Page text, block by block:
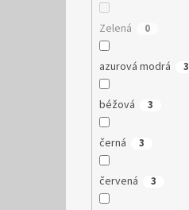
Zelená 0
azurová modrá 3
béžová 3
černá 3
červená 3